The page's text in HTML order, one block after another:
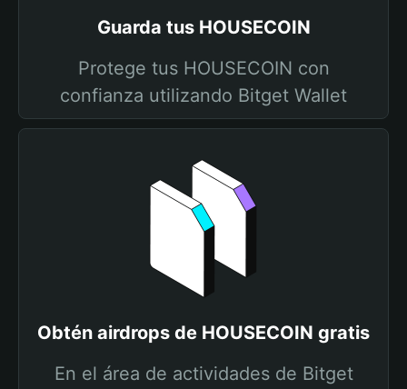
Guarda tus HOUSECOIN
Protege tus HOUSECOIN con
confianza utilizando Bitget Wallet
Obtén airdrops de HOUSECOIN gratis
En el área de actividades de Bitget